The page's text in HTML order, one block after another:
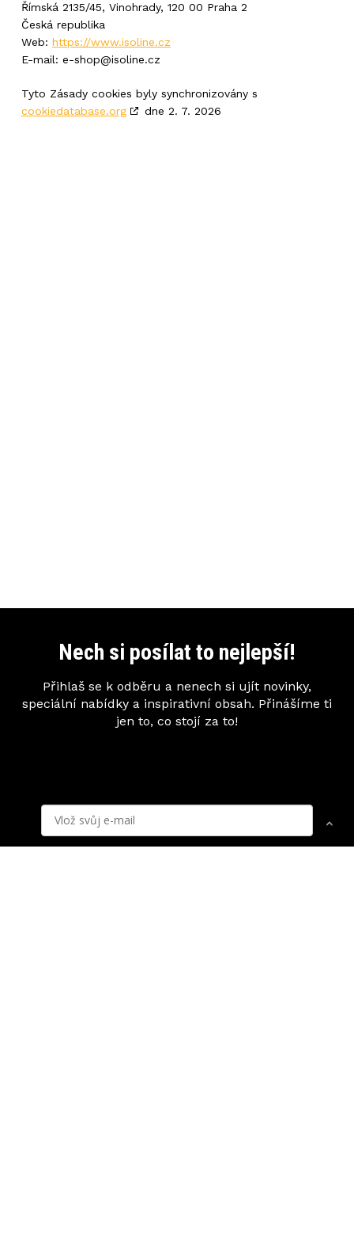
Římská 2135/45, Vinohrady, 120 00 Praha 2
Česká republika
Web: https://www.isoline.cz
E-mail: e-shop@isoline.cz
Tyto Zásady cookies byly synchronizovány s
cookiedatabase.org
dne 2. 7. 2026
Nech si posílat to nejlepší!
Přihlaš se k odběru a nenech si ujít novinky,
speciální nabídky a inspirativní obsah. Přinášíme ti
jen to, co stojí za to!